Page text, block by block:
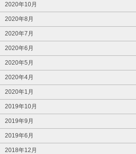
2020年10月
2020年8月
2020年7月
2020年6月
2020年5月
2020年4月
2020年1月
2019年10月
2019年9月
2019年6月
2018年12月